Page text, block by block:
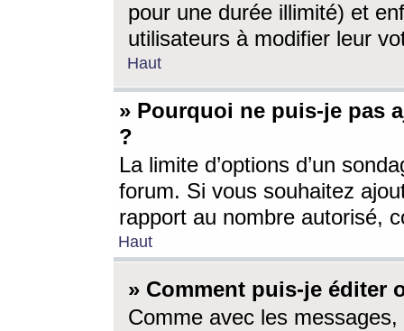
pour une durée illimité) et
utilisateurs à modifier leur
Haut
» Pourquoi ne puis-je pas
?
La limite d’options d’un
forum. Si vous souhaitez
rapport au nombre autorisé,
Haut
» Comment puis-je éditer
Comme avec les